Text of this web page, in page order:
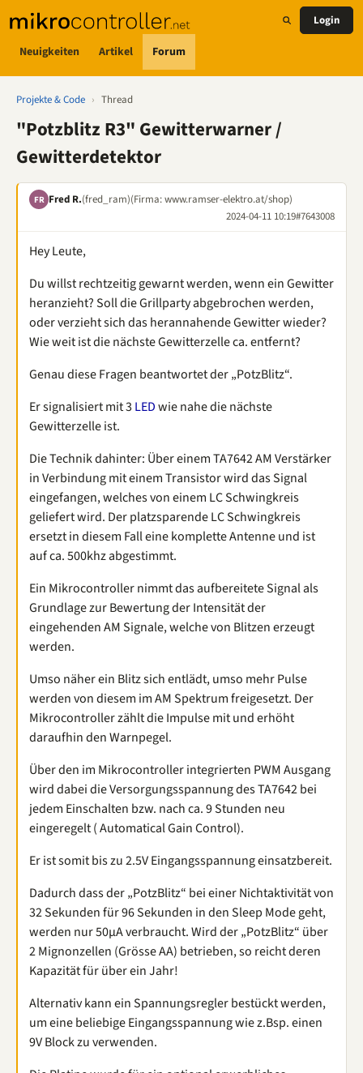
Neuigkeiten Artikel Forum
Login
Projekte & Code › Thread
"Potzblitz R3" Gewitterwarner /
Gewitterdetektor
FR Fred R.(fred_ram)(Firma: www.ramser-elektro.at/shop)
2024-04-11 10:19#7643008
Hey Leute,
Du willst rechtzeitig gewarnt werden, wenn ein Gewitter
heranzieht? Soll die Grillparty abgebrochen werden,
oder verzieht sich das herannahende Gewitter wieder?
Wie weit ist die nächste Gewitterzelle ca. entfernt?
Genau diese Fragen beantwortet der „PotzBlitz“.
Er signalisiert mit 3 LEDwie nahe die nächste
Gewitterzelle ist.
Die Technik dahinter: Über einem TA7642 AM Verstärker
in Verbindung mit einem Transistor wird das Signal
eingefangen, welches von einem LC Schwingkreis
geliefert wird. Der platzsparende LC Schwingkreis
ersetzt in diesem Fall eine komplette Antenne und ist
auf ca. 500khz abgestimmt.
Ein Mikrocontroller nimmt das aufbereitete Signal als
Grundlage zur Bewertung der Intensität der
eingehenden AM Signale, welche von Blitzen erzeugt
werden.
Umso näher ein Blitz sich entlädt, umso mehr Pulse
werden von diesem im AM Spektrum freigesetzt. Der
Mikrocontroller zählt die Impulse mit und erhöht
daraufhin den Warnpegel.
Über den im Mikrocontroller integrierten PWM Ausgang
wird dabei die Versorgungsspannung des TA7642 bei
jedem Einschalten bzw. nach ca. 9 Stunden neu
eingeregelt ( Automatical Gain Control).
Er ist somit bis zu 2.5V Eingangsspannung einsatzbereit.
Dadurch dass der „PotzBlitz“ bei einer Nichtaktivität von
32 Sekunden für 96 Sekunden in den Sleep Mode geht,
werden nur 50µA verbraucht. Wird der „PotzBlitz“ über
2 Mignonzellen (Grösse AA) betrieben, so reicht deren
Kapazität für über ein Jahr!
Alternativ kann ein Spannungsregler bestückt werden,
um eine beliebige Eingangsspannung wie z.Bsp. einen
9V Block zu verwenden.